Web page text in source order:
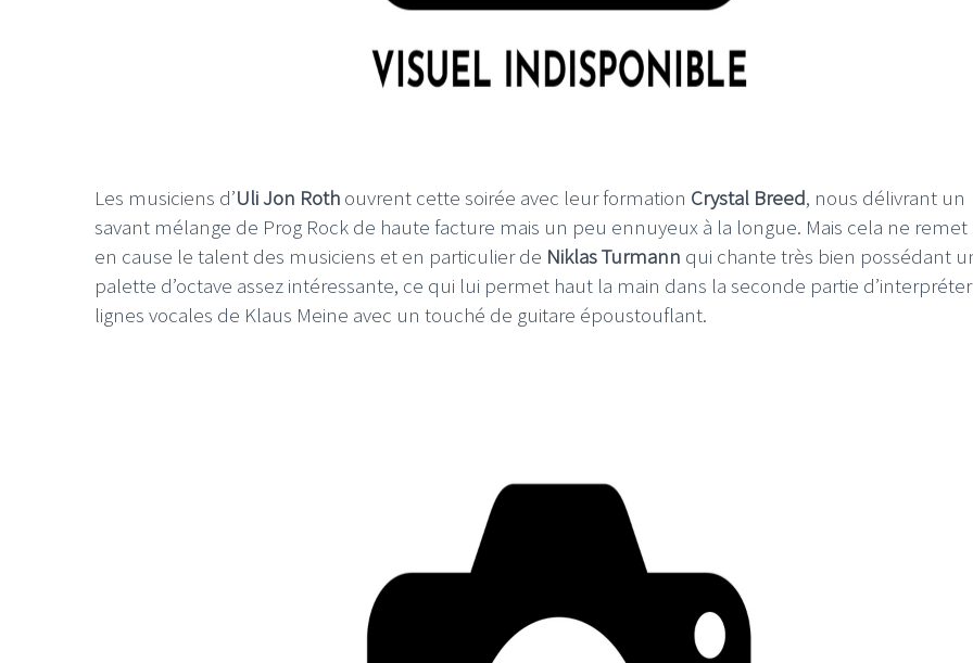
Les musiciens d’Uli Jon Roth ouvrent cette soirée avec leur formation Crystal Breed, nous délivrant un
savant mélange de Prog Rock de haute facture mais un peu ennuyeux à la longue. Mais cela ne remet
en cause le talent des musiciens et en particulier de Niklas Turmann qui chante très bien possédant
palette d’octave assez intéressante, ce qui lui permet haut la main dans la seconde partie
lignes vocales de Klaus Meine avec un touché de guitare époustouflant.
LE GROS RIFFIFI – Surfin’
The Covers !!!